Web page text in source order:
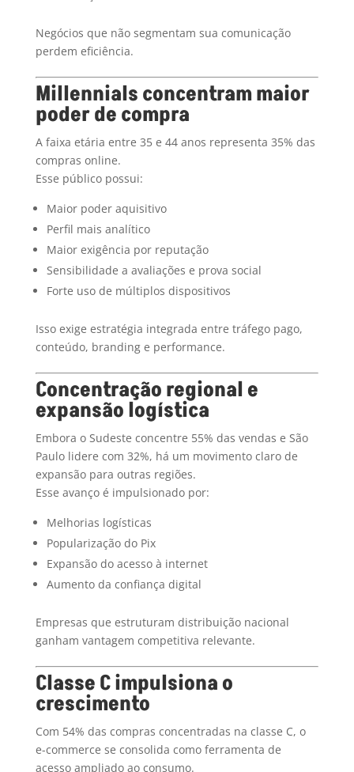
Negócios que não segmentam sua comunicação
perdem eficiência.
Millennials concentram maior
poder de compra
A faixa etária entre 35 e 44 anos representa 35% das
compras online.
Esse público possui:
Maior poder aquisitivo
Perfil mais analítico
Maior exigência por reputação
Sensibilidade a avaliações e prova social
Forte uso de múltiplos dispositivos
Isso exige estratégia integrada entre tráfego pago,
conteúdo, branding e performance.
Concentração regional e
expansão logística
Embora o Sudeste concentre 55% das vendas e São
Paulo lidere com 32%, há um movimento claro de
expansão para outras regiões.
Esse avanço é impulsionado por:
Melhorias logísticas
Popularização do Pix
Expansão do acesso à internet
Aumento da confiança digital
Empresas que estruturam distribuição nacional
ganham vantagem competitiva relevante.
Classe C impulsiona o
crescimento
Com 54% das compras concentradas na classe C, o
e-commerce se consolida como ferramenta de
acesso ampliado ao consumo.